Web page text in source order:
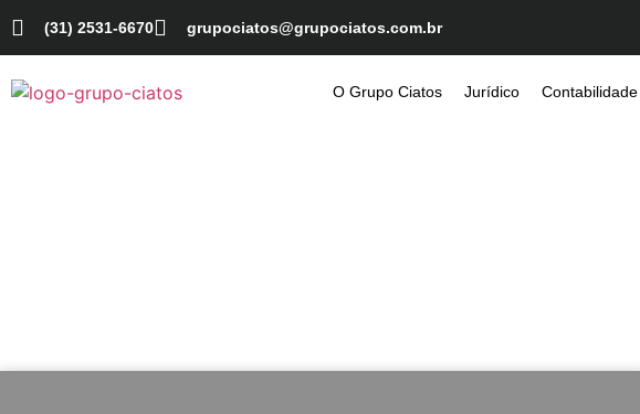
(31) 2531-6670 grupociatos@grupociatos.com.br
O Grupo Ciatos Jurídico Contabilidade